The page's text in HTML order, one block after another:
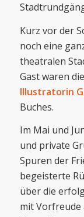
Kurz vor der
noch eine
theatralen
Gast waren die
Illustratorin
Buches.
Im Mai und
und private
Spuren der
begeisterte
über die
mit Vorfreude